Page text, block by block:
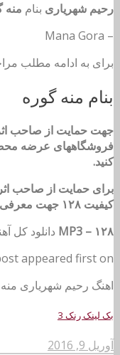
رحیم شهریاری بنام منه
– Mana Gora
برای به ادامه مطلب
بنام منه گوره
جهت حمایت از صاحب اثر
فروشگاههای عرضه
کنید.
برای حمایت از صاحب
کیفیت ۱۲۸ جهت معرفی برای دانلود قرار گرفت.
MP3 – ۱۲۸ دانلود کل
appeared first on .
اهنگ رحیم شهریاری
بک لینک رنک 3
آوریل 9, 2016